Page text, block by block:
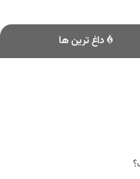
داغ ترین ها